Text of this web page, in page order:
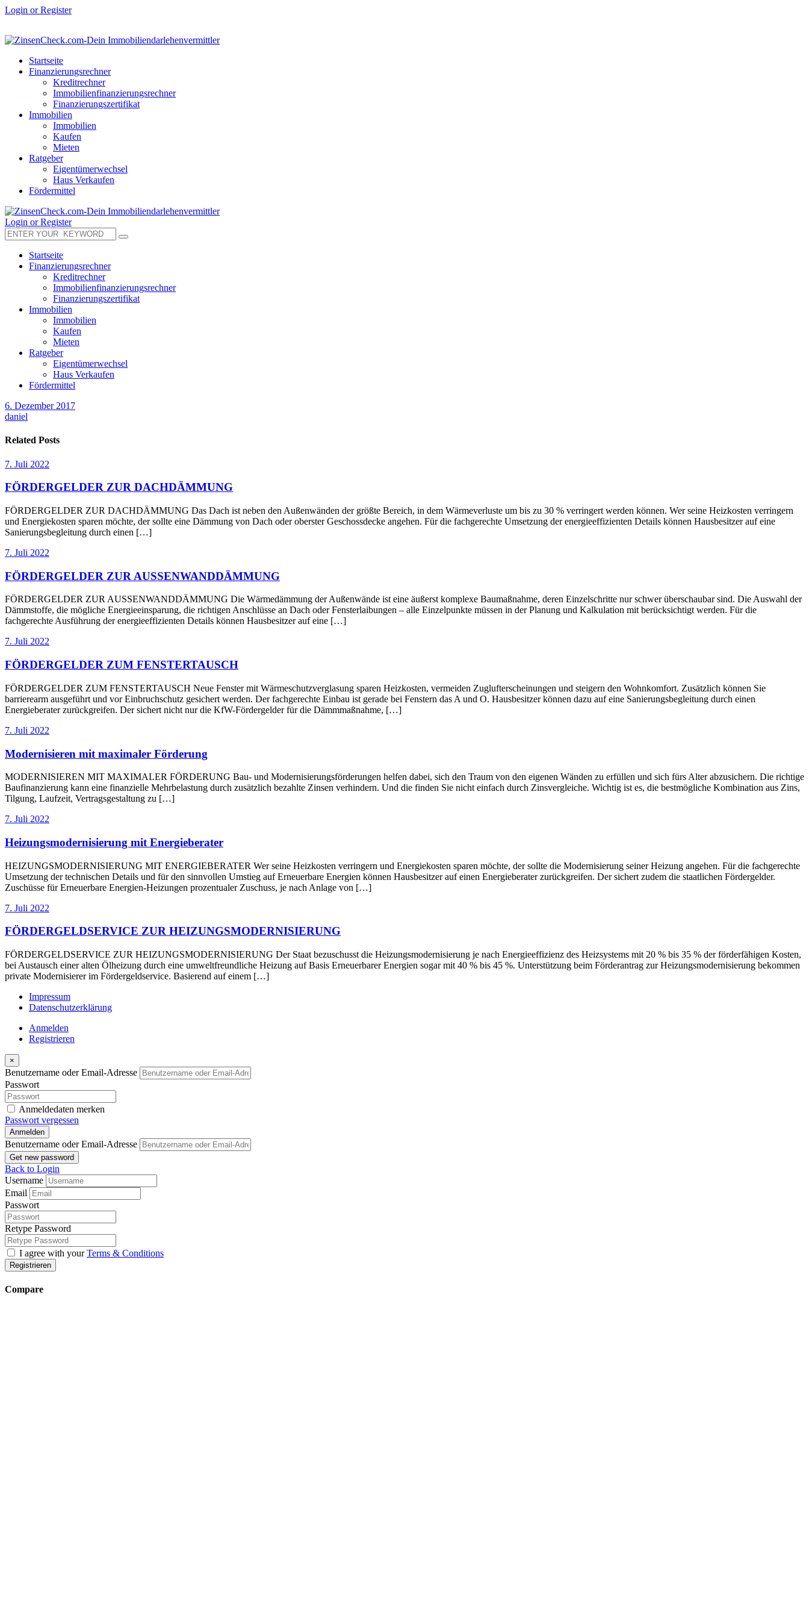
Login or Register
Startseite
Finanzierungsrechner
Kreditrechner
Immobilienfinanzierungsrechner
Finanzierungszertifikat
Immobilien
Immobilien
Kaufen
Mieten
Ratgeber
Eigentümerwechsel
Haus Verkaufen
Fördermittel
Login or Register
Startseite
Finanzierungsrechner
Kreditrechner
Immobilienfinanzierungsrechner
Finanzierungszertifikat
Immobilien
Immobilien
Kaufen
Mieten
Ratgeber
Eigentümerwechsel
Haus Verkaufen
Fördermittel
6. Dezember 2017
daniel
Related Posts
7. Juli 2022
FÖRDERGELDER ZUR DACHDÄMMUNG
FÖRDERGELDER ZUR DACHDÄMMUNG Das Dach ist neben den Außenwänden der größte Bereich, in dem Wärmeverluste um bis zu 30 % verringert werden können. Wer seine Heizkosten verringern
und Energiekosten sparen möchte, der sollte eine Dämmung von Dach oder oberster Geschossdecke angehen. Für die fachgerechte Umsetzung der energieeffizienten Details können Hausbesitzer auf eine
Sanierungsbegleitung durch einen […]
7. Juli 2022
FÖRDERGELDER ZUR AUSSENWANDDÄMMUNG
FÖRDERGELDER ZUR AUSSENWANDDÄMMUNG Die Wärmedämmung der Außenwände ist eine äußerst komplexe Baumaßnahme, deren Einzelschritte nur schwer überschaubar sind. Die Auswahl der
Dämmstoffe, die mögliche Energieeinsparung, die richtigen Anschlüsse an Dach oder Fensterlaibungen – alle Einzelpunkte müssen in der Planung und Kalkulation mit berücksichtigt werden. Für die
fachgerechte Ausführung der energieeffizienten Details können Hausbesitzer auf eine […]
7. Juli 2022
FÖRDERGELDER ZUM FENSTERTAUSCH
FÖRDERGELDER ZUM FENSTERTAUSCH Neue Fenster mit Wärmeschutzverglasung sparen Heizkosten, vermeiden Zuglufterscheinungen und steigern den Wohnkomfort. Zusätzlich können Sie
barrierearm ausgeführt und vor Einbruchschutz gesichert werden. Der fachgerechte Einbau ist gerade bei Fenstern das A und O. Hausbesitzer können dazu auf eine Sanierungsbegleitung durch einen
Energieberater zurückgreifen. Der sichert nicht nur die KfW-Fördergelder für die Dämmmaßnahme, […]
7. Juli 2022
Modernisieren mit maximaler Förderung
MODERNISIEREN MIT MAXIMALER FÖRDERUNG Bau- und Modernisierungsförderungen helfen dabei, sich den Traum von den eigenen Wänden zu erfüllen und sich fürs Alter abzusichern. Die richtige
Baufinanzierung kann eine finanzielle Mehrbelastung durch zusätzlich bezahlte Zinsen verhindern. Und die finden Sie nicht einfach durch Zinsvergleiche. Wichtig ist es, die bestmögliche Kombination aus Zins,
Tilgung, Laufzeit, Vertragsgestaltung zu […]
7. Juli 2022
Heizungsmodernisierung mit Energieberater
HEIZUNGSMODERNISIERUNG MIT ENERGIEBERATER Wer seine Heizkosten verringern und Energiekosten sparen möchte, der sollte die Modernisierung seiner Heizung angehen. Für die fachgerechte
Umsetzung der technischen Details und für den sinnvollen Umstieg auf Erneuerbare Energien können Hausbesitzer auf einen Energieberater zurückgreifen. Der sichert zudem die staatlichen Fördergelder.
Zuschüsse für Erneuerbare Energien-Heizungen prozentualer Zuschuss, je nach Anlage von […]
7. Juli 2022
FÖRDERGELDSERVICE ZUR HEIZUNGSMODERNISIERUNG
FÖRDERGELDSERVICE ZUR HEIZUNGSMODERNISIERUNG Der Staat bezuschusst die Heizungsmodernisierung je nach Energieeffizienz des Heizsystems mit 20 % bis 35 % der förderfähigen Kosten,
bei Austausch einer alten Ölheizung durch eine umweltfreundliche Heizung auf Basis Erneuerbarer Energien sogar mit 40 % bis 45 %. Unterstützung beim Förderantrag zur Heizungsmodernisierung bekommen
private Modernisierer im Fördergeldservice. Basierend auf einem […]
Impressum
Datenschutzerklärung
Anmelden
Registrieren
×
Benutzername oder Email-Adresse
Passwort
Anmeldedaten merken
Passwort vergessen
Anmelden
Benutzername oder Email-Adresse
Get new password
Back to Login
Username
Email
Passwort
Retype Password
I agree with yourTerms & Conditions
Registrieren
Compare